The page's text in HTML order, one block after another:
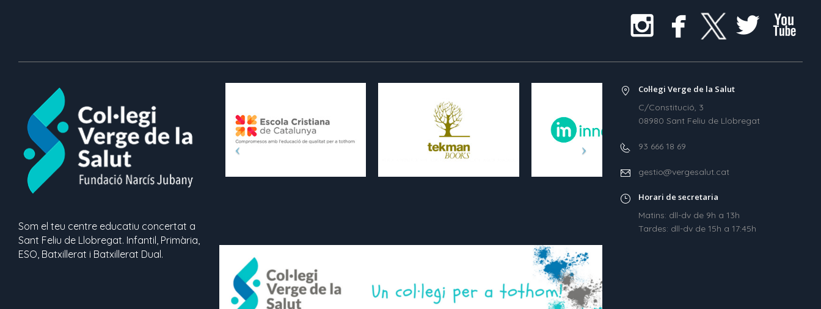
Som el teu centre educatiu concertat a
Sant Feliu de Llobregat. Infantil, Primària,
ESO, Batxillerat i Batxillerat Dual.
Col·legi Verge de la Salut
C/Constitució, 3
08980 Sant Feliu de Llobregat
93 666 18 69
gestio@vergesalut.cat
Horari de secretaria
Matins: dll-dv de 9h a 13h
Tardes: dll-dv de 15h a 17:45h